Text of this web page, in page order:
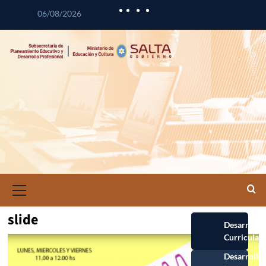
06/08/2026
slide
Desarrollo
Curricular
Desarrollo